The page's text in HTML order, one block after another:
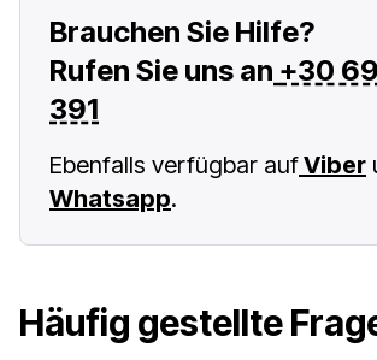
Brauchen Sie Hilfe?
Rufen Sie uns an +30
391
Ebenfalls verfügbar aufViber
Whatsapp.
Häufig gestellte